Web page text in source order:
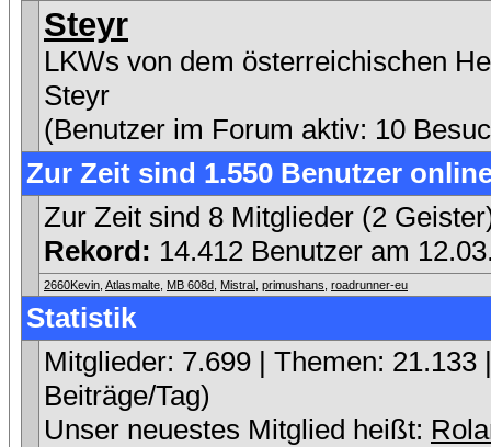
Steyr
LKWs von dem österreichischen
Steyr
(Benutzer im Forum aktiv: 10
Zur Zeit sind 1.550 Benutzer
Zur Zeit sind 8 Mitglieder (2
Rekord: 14.412 Benutzer am
2660Kevin Atlasmalte MB 608d Mistral primushans roadrunner-eu
Statistik
Mitglieder: 7.699 | Themen:
Beiträge/Tag)
Unser neuestes Mitglied heißt: